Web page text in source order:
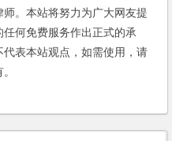
。本站将努力为广大网友提
何免费服务作出正式的承
表本站观点，如需使用，请